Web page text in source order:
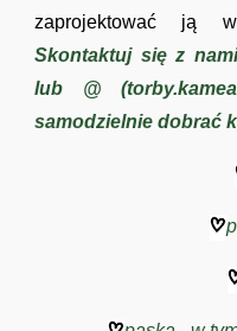
zaprojektować ją
Skontaktuj się z
lub @ (
samodzielnie dobrać